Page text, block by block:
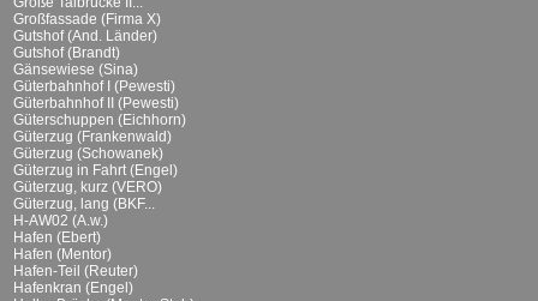
Großfassade (Firma X)
Gutshof (And. Länder)
Gutshof (Brandt)
Gänsewiese (Sina)
Güterbahnhof I (Pewesti)
Güterbahnhof II (Pewesti)
Güterschuppen (Eichhorn)
Güterzug (Frankenwald)
Güterzug (Schowanek)
Güterzug in Fahrt (Engel)
Güterzug, kurz (VERO)
Güterzug, lang (BKF...
H-AW02 (A.w.)
Hafen (Ebert)
Hafen (Mentor)
Hafen-Teil (Reuter)
Hafenkran (Engel)